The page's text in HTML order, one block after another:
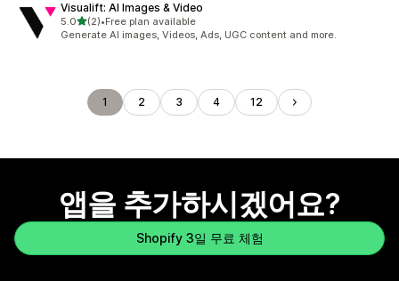
Visualift: AI Images & Video
5.0별 5개 중
(2)
총 리뷰 2개
•Free plan available
Generate AI images, Videos, Ads, UGC content and more.
1 2 3 4 12
앱을 추가하시겠어요?
Shopify 3일 무료 체험